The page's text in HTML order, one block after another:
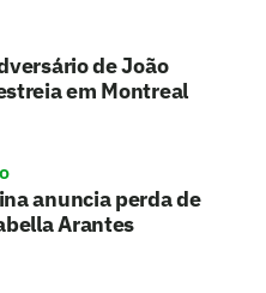
de João
em Montreal
anuncia perda de
Arantes